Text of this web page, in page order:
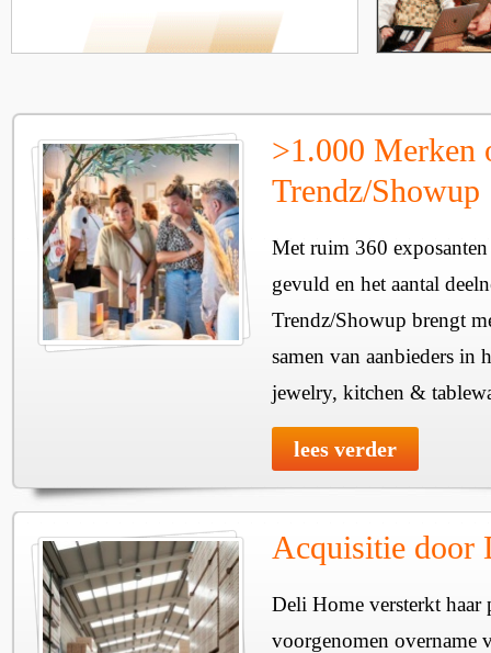
>1.000 Merken
Trendz/Showup
Met ruim 360
gevuld en het aantal
Trendz/Showup brengt
samen van aanbieders in
jewelry, kitchen &
lees verder
Acquisitie door
Deli Home versterkt haar
voorgenomen overname